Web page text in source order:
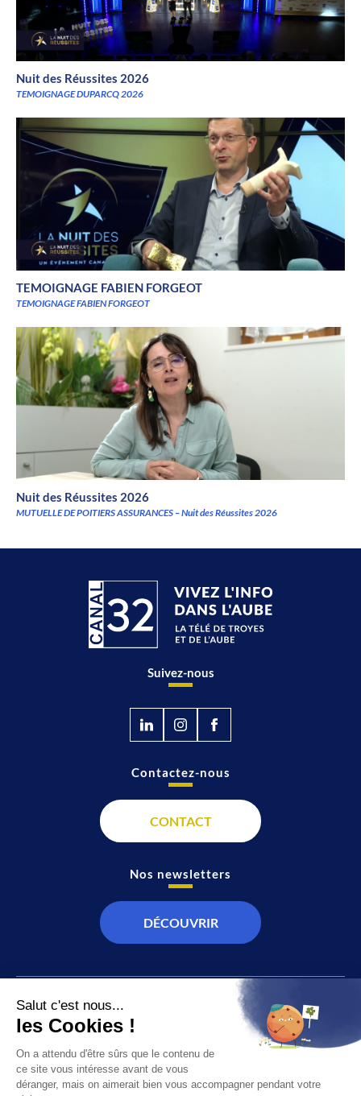
Nuit des Réussites 2026
TEMOIGNAGE DUPARCQ 2026
TEMOIGNAGE FABIEN FORGEOT
TEMOIGNAGE FABIEN FORGEOT
Nuit des Réussites 2026
MUTUELLE DE POITIERS ASSURANCES – Nuit des Réussites 2026
Suivez-nous
JT
ÉCONOMIE
À propos de nous
Recevoir la chaîne
Contactez-nous
CONTACT
Nos newsletters
DÉCOUVRIR